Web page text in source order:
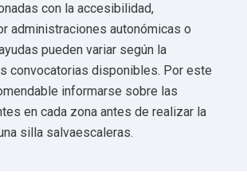
con la accesibilidad,
administraciones autonómicas o
pueden variar según la
convocatorias disponibles. Por este
informarse sobre las
en cada zona antes de realizar la
silla salvaescaleras.